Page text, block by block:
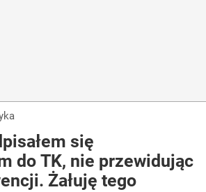
się
do TK, nie przewidując
Żałuję tego